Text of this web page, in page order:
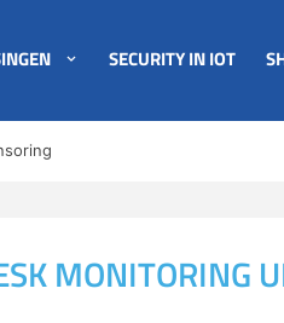
SECURITY IN IOT
MONITORING